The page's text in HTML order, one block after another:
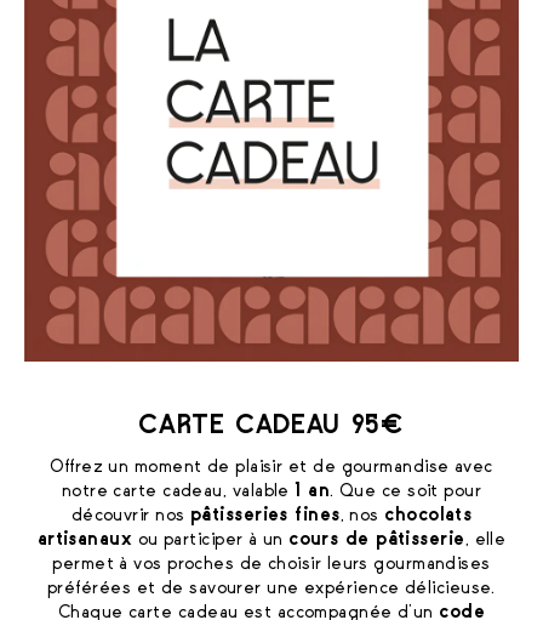
CARTE CADEAU 95€
Offrez un moment de plaisir et de gourmandise avec
notre carte cadeau, valable
1 an. Que ce soit pour
découvrir nos pâtisseries fines, nos chocolats
artisanaux ou participer à un cours de pâtisserie, elle
permet à vos proches de choisir leurs gourmandises
préférées et de savourer une expérience délicieuse.
Chaque carte cadeau est accompagnée d’un code